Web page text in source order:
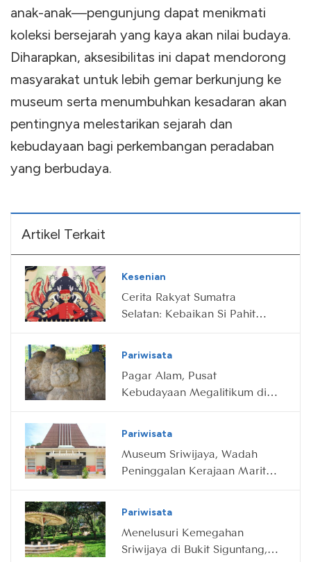
anak-anak—pengunjung dapat menikmati
koleksi bersejarah yang kaya akan nilai budaya.
Diharapkan, aksesibilitas ini dapat mendorong
masyarakat untuk lebih gemar berkunjung ke
museum serta menumbuhkan kesadaran akan
pentingnya melestarikan sejarah dan
kebudayaan bagi perkembangan peradaban
yang berbudaya.
Artikel Terkait
Kesenian
Cerita Rakyat Sumatra
Selatan: Kebaikan Si Pahit
Pariwisata
Pagar Alam, Pusat
Kebudayaan Megalitikum di
Pariwisata
Museum Sriwijaya, Wadah
Peninggalan Kerajaan Maritim
Pariwisata
Menelusuri Kemegahan
Sriwijaya di Bukit Siguntang,